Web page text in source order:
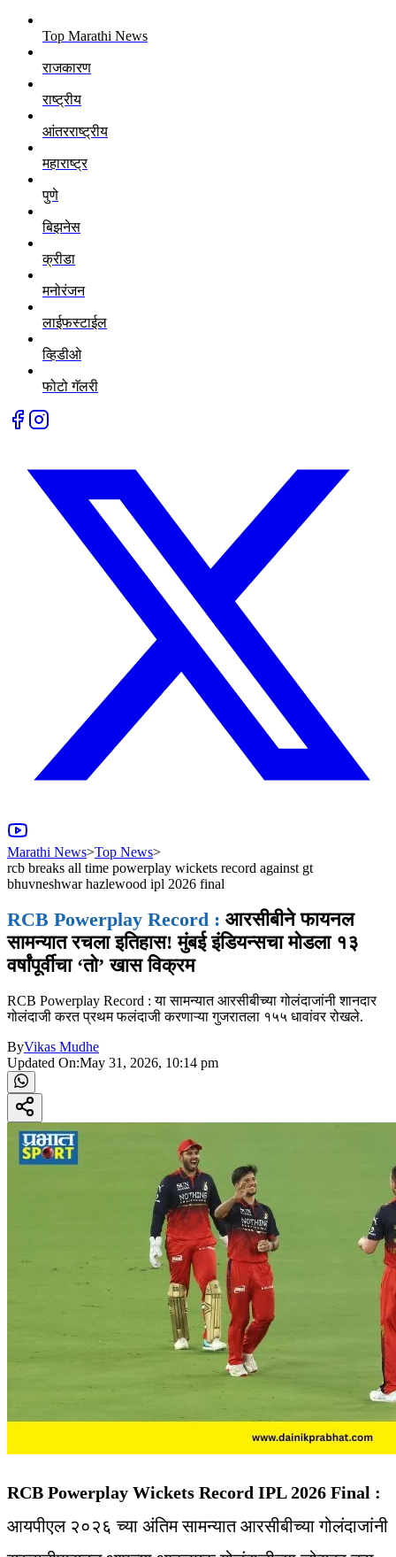
Top Marathi News
राजकारण
राष्ट्रीय
आंतरराष्ट्रीय
महाराष्ट्र
पुणे
बिझनेस
क्रीडा
मनोरंजन
लाईफस्टाईल
व्हिडीओ
फोटो गॅलरी
Marathi News>Top News>
rcb breaks all time powerplay wickets record against gt
bhuvneshwar hazlewood ipl 2026 final
RCB Powerplay Record : आरसीबीने फायनल
सामन्यात रचला इतिहास! मुंबई इंडियन्सचा मोडला १३
वर्षांपूर्वीचा ‘तो’ खास विक्रम
RCB Powerplay Record : या सामन्यात आरसीबीच्या गोलंदाजांनी शानदार
गोलंदाजी करत प्रथम फलंदाजी करणाऱ्या गुजरातला १५५ धावांवर रोखले.
ByVikas Mudhe
Updated On:May 31, 2026, 10:14 pm
RCB Powerplay Wickets Record IPL 2026 Final :
आयपीएल २०२६ च्या अंतिम सामन्यात आरसीबीच्या गोलंदाजांनी